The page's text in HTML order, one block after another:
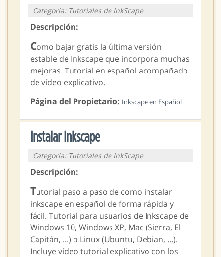
Categoría: Tutoriales de InkScape
Descripción:
Como bajar gratis la última versión
estable de Inkscape que incorpora muchas
mejoras. Tutorial en español acompañado
de vídeo explicativo.
Página del Propietario: Inkscape en Español
Instalar Inkscape
Categoría: Tutoriales de InkScape
Descripción:
Tutorial paso a paso de como instalar
inkscape en español de forma rápida y
fácil. Tutorial para usuarios de Inkscape de
Windows 10, Windows XP, Mac (Sierra, El
Capitán, ...) o Linux (Ubuntu, Debian, ...).
Incluye vídeo tutorial explicativo con los